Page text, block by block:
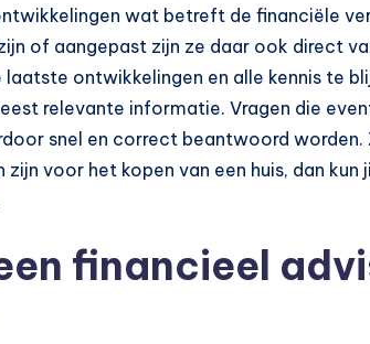
wat betreft de financiële
of aangepast zijn ze daar ook direct
ontwikkelingen en alle kennis te
relevante informatie. Vragen die
snel en correct beantwoord
voor het kopen van een huis, dan
financieel